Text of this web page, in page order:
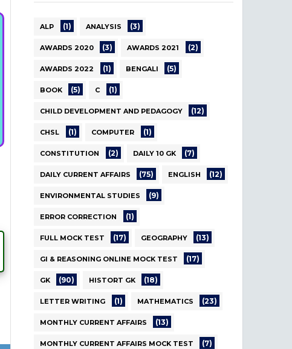
ALP (1) ANALYSIS (3)
AWARDS 2020 (3) AWARDS 2021 (2)
AWARDS 2022 (1) BENGALI (5)
BOOK (5) C (1)
CHILD DEVELOPMENT AND PEDAGOGY (12)
CHSL (1) COMPUTER (1)
CONSTITUTION (2) DAILY 10 GK (7)
DAILY CURRENT AFFAIRS (75) ENGLISH (12)
ENVIRONMENTAL STUDIES (9)
ERROR CORRECTION (1)
FULL MOCK TEST (17) GEOGRAPHY (13)
GI & REASONING ONLINE MOCK TEST (17)
GK (90) HISTORT GK (18)
LETTER WRITING (1) MATHEMATICS (23)
MONTHLY CURRENT AFFAIRS (13)
MONTHLY CURRENT AFFAIRS MOCK TEST (7)